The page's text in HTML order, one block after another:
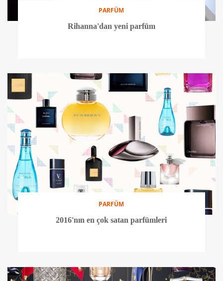
PARFÜM
Rihanna'dan yeni parfüm
PARFÜM
2016'nın en çok satan parfümleri